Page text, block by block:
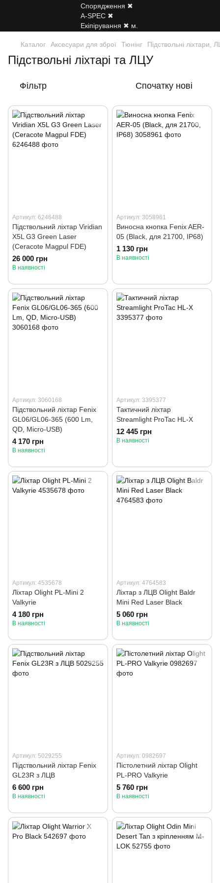
Каталог Аксесуари для зброї Тюнінг Підствольні ліхтари,
Підствольні ліхтарі та ЛЦУ
Фільтр Спочатку нові
Артикул: 6246488
Підствольний ліхтар Viridian
X5L G3 Green Laser
(Ceracote Magpul FDE)
26 000 грн
В наявності
Артикул: 3058961
Виносна кнопка Fenix AER-
05 (Black, для 21700, IP68)
1 130 грн
В наявності
Артикул: 3060168
Підствольний ліхтар Fenix
GL06/GL06-365 (600 Lm,
QD, Micro-USB)
4 170 грн
В наявності
Артикул: 3395377
Тактичний ліхтар
Streamlight ProTac HL-X
12 445 грн
В наявності
Артикул: 4535678
Ліхтар Olight PL-Mini 2
Valkyrie
4 180 грн
В наявності
Артикул: 4764583
Ліхтар з ЛЦВ Olight Baldr
Mini Red Laser Black
5 060 грн
В наявності
Артикул: 5029255
Підствольний ліхтар Fenix
GL23R з ЛЦВ
6 600 грн
В наявності
Артикул: 0982697
Пістолетний ліхтар Olight
PL-PRO Valkyrie
5 760 грн
В наявності